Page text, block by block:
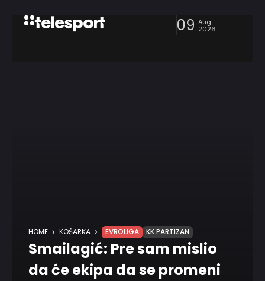
09 Aug
2026
HOME KOŠARKA EVROLIGA KK PARTIZAN
Smailagić: Pre sam mislio
da će ekipa da se promeni